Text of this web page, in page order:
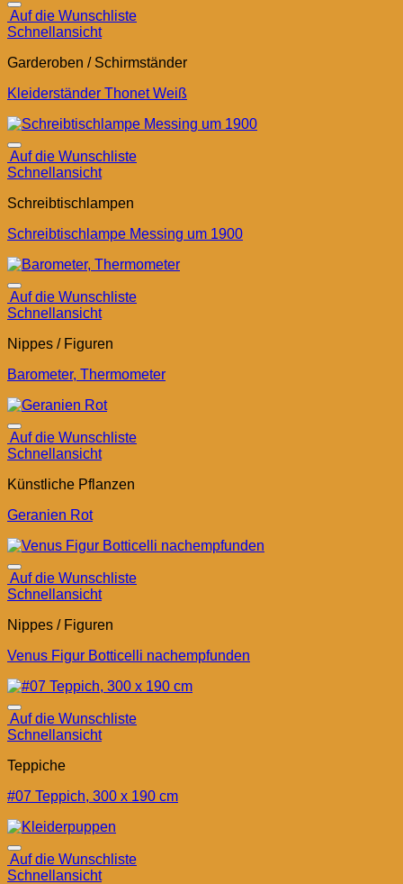
Auf die Wunschliste
Schnellansicht
Garderoben / Schirmständer
Kleiderständer Thonet Weiß
Auf die Wunschliste
Schnellansicht
Schreibtischlampen
Schreibtischlampe Messing um 1900
Auf die Wunschliste
Schnellansicht
Nippes / Figuren
Barometer, Thermometer
Auf die Wunschliste
Schnellansicht
Künstliche Pflanzen
Geranien Rot
Auf die Wunschliste
Schnellansicht
Nippes / Figuren
Venus Figur Botticelli nachempfunden
Auf die Wunschliste
Schnellansicht
Teppiche
#07 Teppich, 300 x 190 cm
Auf die Wunschliste
Schnellansicht